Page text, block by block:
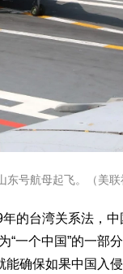
号航母起飞。（美联
的台湾关系法，
一个中国”的一部
能确保如果中国入